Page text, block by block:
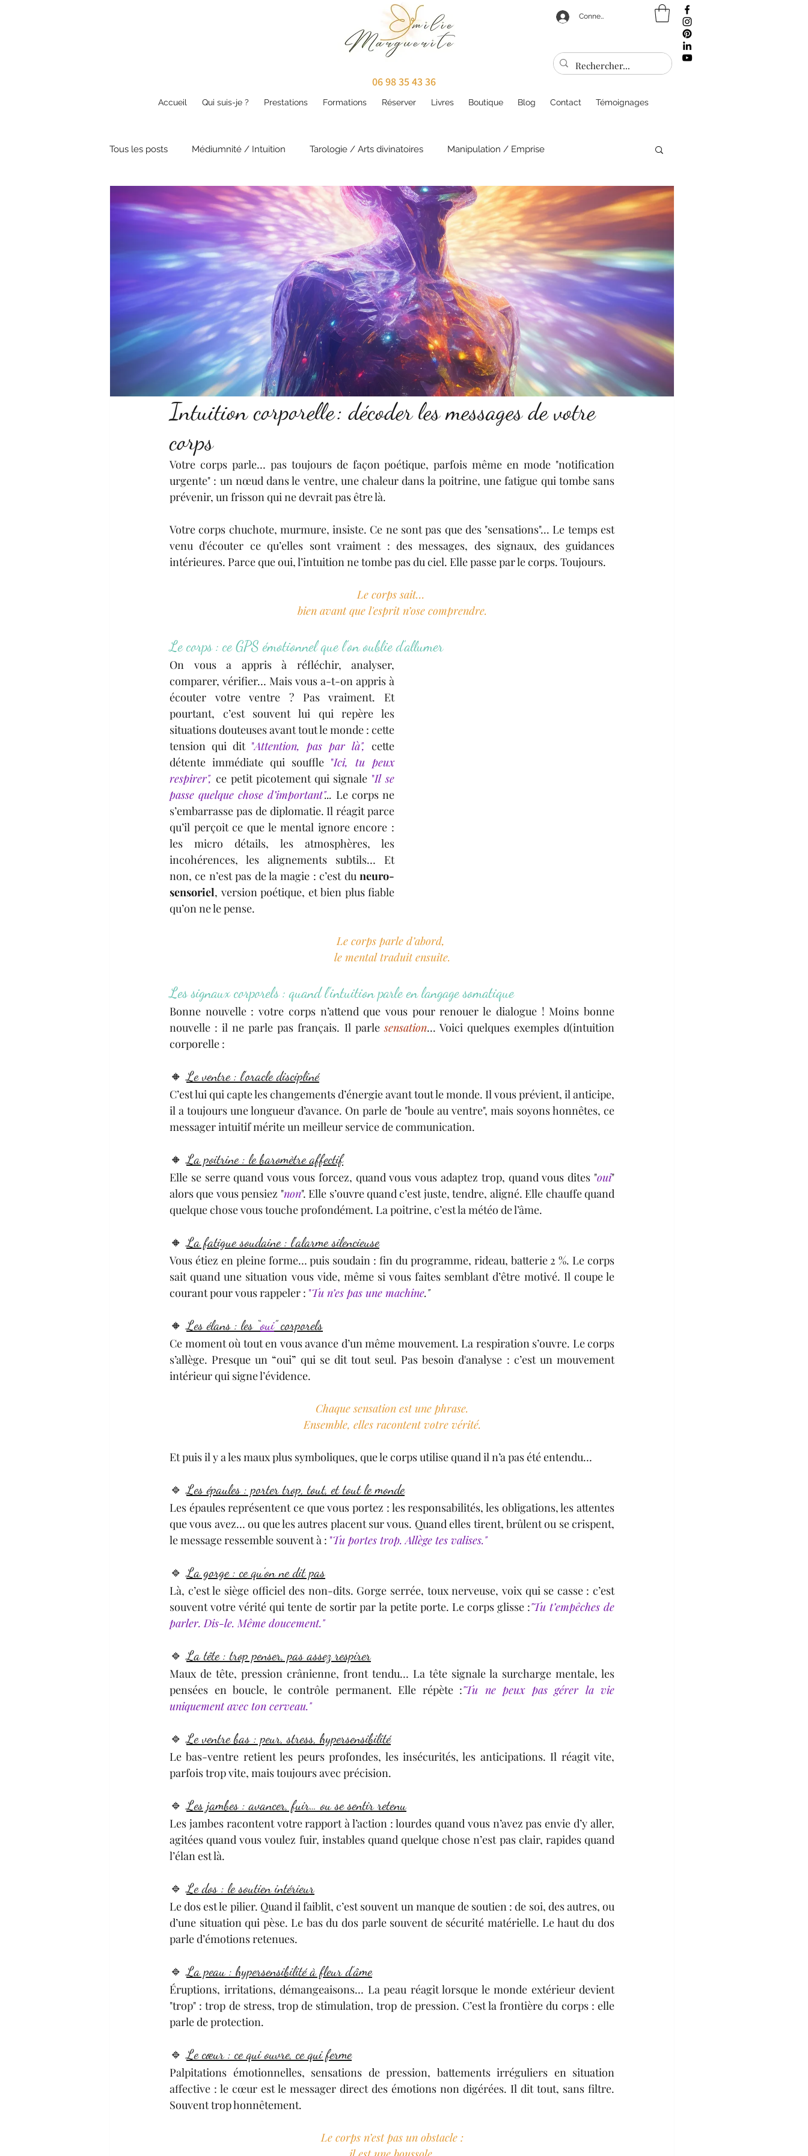
06 98 35 43 36
Connexion
Accueil Qui suis-je ? Prestations Formations Réserver Livres Boutique Blog Contact Témoignages
Tous les posts Médiumnité / Intuition Tarologie / Arts divinatoires Manipulation / Emprise
Guérison / Energétique Spiritualité Karma / Vies antérieures Développement personnel Bien être
Textes et contes Annales akashiques
Intuition corporelle : décoder les messages de votre
corps
Votre corps parle… pas toujours de façon poétique, parfois même en mode "notification
urgente" : un nœud dans le ventre, une chaleur dans la poitrine, une fatigue qui tombe sans
prévenir, un frisson qui ne devrait pas être là.
Votre corps chuchote, murmure, insiste. Ce ne sont pas que des "sensations"... Le temps est
venu d'écouter ce qu’elles sont vraiment : des messages, des signaux, des guidances
intérieures. Parce que oui, l’intuition ne tombe pas du ciel. Elle passe par le corps. Toujours.
Le corps sait…
bien avant que l'esprit n’ose comprendre.
Le corps : ce GPS émotionnel que l’on oublie d’allumer
On vous a appris à réfléchir, analyser,
comparer, vérifier… Mais vous a-t-on appris à
écouter votre ventre ? Pas vraiment. Et
pourtant, c’est souvent lui qui repère les
situations douteuses avant tout le monde : cette
tension qui dit "Attention, pas par là", cette
détente immédiate qui souffle "Ici, tu peux
respirer", ce petit picotement qui signale "Il se
passe quelque chose d’important"... Le corps ne
s’embarrasse pas de diplomatie. Il réagit parce
qu’il perçoit ce que le mental ignore encore :
les micro détails, les atmosphères, les
incohérences, les alignements subtils… Et
non, ce n’est pas de la magie : c’est du neuro-
sensoriel, version poétique, et bien plus fiable
qu’on ne le pense.
Le corps parle d’abord,
le mental traduit ensuite.
Les signaux corporels : quand l’intuition parle en langage somatique
Bonne nouvelle : votre corps n’attend que vous pour renouer le dialogue ! Moins bonne
nouvelle : il ne parle pas français. Il parle sensation... Voici quelques exemples d(intuition
corporelle :
🔸 Le ventre : l’oracle discipliné
C’est lui qui capte les changements d’énergie avant tout le monde. Il vous prévient, il anticipe,
il a toujours une longueur d’avance. On parle de "boule au ventre", mais soyons honnêtes, ce
messager intuitif mérite un meilleur service de communication.
🔸 La poitrine : le baromètre affectif
Elle se serre quand vous vous forcez, quand vous vous adaptez trop, quand vous dites "oui"
alors que vous pensiez "non". Elle s’ouvre quand c’est juste, tendre, aligné. Elle chauffe quand
quelque chose vous touche profondément. La poitrine, c’est la météo de l’âme.
🔸 La fatigue soudaine : l’alarme silencieuse
Vous étiez en pleine forme… puis soudain : fin du programme, rideau, batterie 2 %. Le corps
sait quand une situation vous vide, même si vous faites semblant d’être motivé. Il coupe le
courant pour vous rappeler : "Tu n’es pas une machine."
🔸 Les élans : les “oui” corporels
Ce moment où tout en vous avance d’un même mouvement. La respiration s’ouvre. Le corps
s’allège. Presque un “oui” qui se dit tout seul. Pas besoin d'analyse : c’est un mouvement
intérieur qui signe l’évidence.
Chaque sensation est une phrase.
Ensemble, elles racontent votre vérité.
Et puis il y a les maux plus symboliques, que le corps utilise quand il n’a pas été entendu…
🔹 Les épaules : porter trop, tout, et tout le monde
Les épaules représentent ce que vous portez : les responsabilités, les obligations, les attentes
que vous avez… ou que les autres placent sur vous. Quand elles tirent, brûlent ou se crispent,
le message ressemble souvent à : "Tu portes trop. Allège tes valises."
🔹 La gorge : ce qu’on ne dit pas
Là, c’est le siège officiel des non-dits. Gorge serrée, toux nerveuse, voix qui se casse : c’est
souvent votre vérité qui tente de sortir par la petite porte. Le corps glisse :"Tu t’empêches de
parler. Dis-le. Même doucement."
🔹 La tête : trop penser, pas assez respirer
Maux de tête, pression crânienne, front tendu… La tête signale la surcharge mentale, les
pensées en boucle, le contrôle permanent. Elle répète :"Tu ne peux pas gérer la vie
uniquement avec ton cerveau."
🔹 Le ventre bas : peur, stress, hypersensibilité
Le bas-ventre retient les peurs profondes, les insécurités, les anticipations. Il réagit vite,
parfois trop vite, mais toujours avec précision.
🔹 Les jambes : avancer, fuir… ou se sentir retenu
Les jambes racontent votre rapport à l’action : lourdes quand vous n’avez pas envie d’y aller,
agitées quand vous voulez fuir, instables quand quelque chose n’est pas clair, rapides quand
l’élan est là.
🔹 Le dos : le soutien intérieur
Le dos est le pilier. Quand il faiblit, c’est souvent un manque de soutien : de soi, des autres, ou
d’une situation qui pèse. Le bas du dos parle souvent de sécurité matérielle. Le haut du dos
parle d’émotions retenues.
🔹 La peau : hypersensibilité à fleur d’âme
Éruptions, irritations, démangeaisons… La peau réagit lorsque le monde extérieur devient
"trop" : trop de stress, trop de stimulation, trop de pression. C’est la frontière du corps : elle
parle de protection.
🔹 Le cœur : ce qui ouvre, ce qui ferme
Palpitations émotionnelles, sensations de pression, battements irréguliers en situation
affective : le cœur est le messager direct des émotions non digérées. Il dit tout, sans filtre.
Souvent trop honnêtement.
Le corps n’est pas un obstacle :